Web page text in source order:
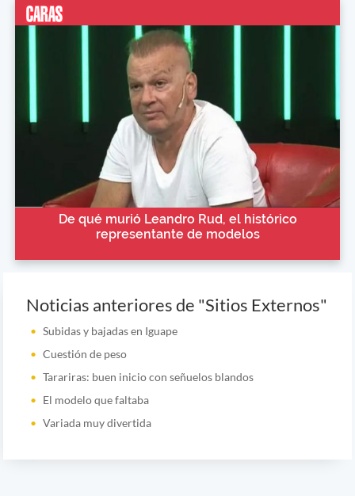
De qué murió Leandro Rud, el histórico
representante de modelos
Noticias anteriores de "Sitios Externos"
Subidas y bajadas en Iguape
Cuestión de peso
Tarariras: buen inicio con señuelos blandos
El modelo que faltaba
Variada muy divertida